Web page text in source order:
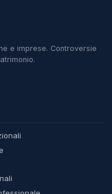
e imprese. Controversie